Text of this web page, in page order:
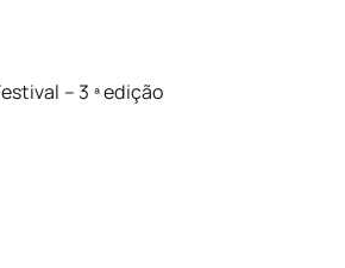
– 3 ª edição